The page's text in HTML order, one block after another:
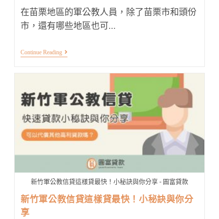
在苗栗地區的軍公教人員，除了苗栗市和頭份
市，還有哪些地區也可...
Continue Reading苗
信
貸
承
作
範
圍
有
些？
篇
就
懂
新竹軍公教信貸這樣貸最快！小秘訣與你分享 - 圓富貸款
新竹軍公教信貸這樣貸最快！小秘訣與你分
享